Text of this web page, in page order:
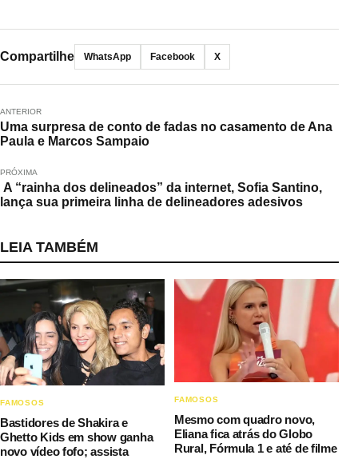
Compartilhe WhatsApp Facebook X
ANTERIOR
Uma surpresa de conto de fadas no casamento de Ana
Paula e Marcos Sampaio
PRÓXIMA
A “rainha dos delineados” da internet, Sofia Santino,
lança sua primeira linha de delineadores adesivos
LEIA TAMBÉM
FAMOSOS
Bastidores de Shakira e
Ghetto Kids em show ganha
novo vídeo fofo; assista
FAMOSOS
Mesmo com quadro novo,
Eliana fica atrás do Globo
Rural, Fórmula 1 e até de filme